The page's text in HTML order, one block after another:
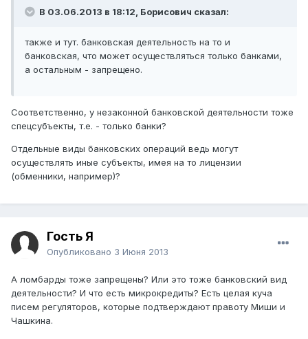
В 03.06.2013 в 18:12, Борисович сказал:
также и тут. банковская деятельность на то и
банковская, что может осуществляться только банками,
а остальным - запрещено.
Соответственно, у незаконной банковской деятельности тоже
спецсубъекты, т.е. - только банки?
Отдельные виды банковских операций ведь могут
осуществлять иные субъекты, имея на то лицензии
(обменники, например)?
Гость Я
Опубликовано 3 Июня 2013
А ломбарды тоже запрещены? Или это тоже банковский вид
деятельности? И что есть микрокредиты? Есть целая куча
писем регуляторов, которые подтверждают правоту Миши и
Чашкина.